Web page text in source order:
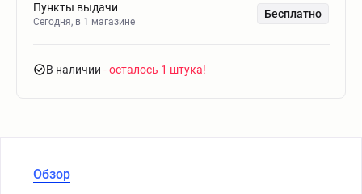
Пункты выдачи
Сегодня, в 1 магазине
Бесплатно
В наличии - осталось 1 штука
Обзор